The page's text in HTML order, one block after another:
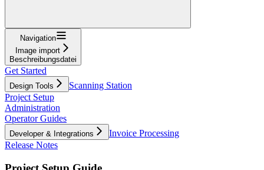
Navigation
Image import
Beschreibungsdatei
Get Started
Design Tools
Scanning Station
Project Setup
Administration
Operator Guides
Developer & Integrations
Invoice Processing
Release Notes